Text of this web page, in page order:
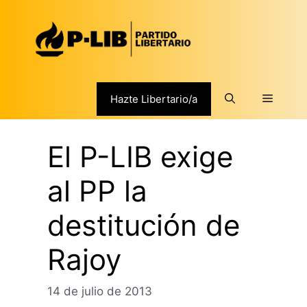
contenido
Hazte Libertario/a Menú
El P-LIB exige
al PP la
destitución de
Rajoy
14 de julio de 2013